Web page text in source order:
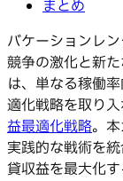
まとめ
バケーションレ
競争の激化と新
は、単なる稼働
適化戦略を取り入
益最適化戦略。
実践的な戦術を
貸収益を最大化す